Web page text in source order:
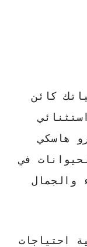
كائن
هاسكي
في
والجمال
احتياجات